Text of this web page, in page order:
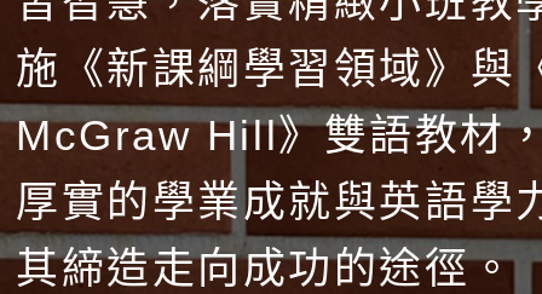
施《新課綱學習領域》與
McGraw Hill》雙語教材
厚實的學業成就與英語學
其締造走向成功的途徑。